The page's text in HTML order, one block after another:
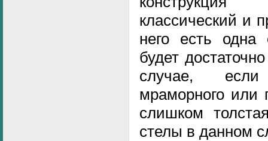
классический и
него есть одна
будет
случае,
мраморного или
слишком
стелы в данном